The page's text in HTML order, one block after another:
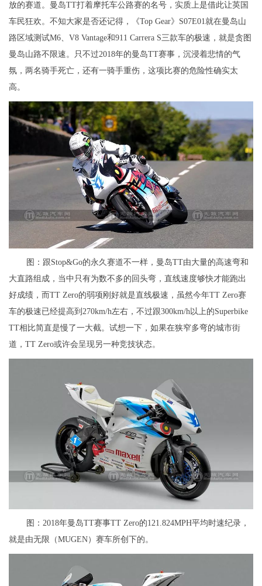
放的赛道。曼岛TT打着摩托车公路赛的名号，实质上是借此让英国
车民狂欢。不知大家是否还记得，《Top Gear》S07E01就在曼岛山
路区域测试M6、V8 Vantage和911 Carrera S三款车的极速，就是贪图
曼岛山路不限速。只不过2018年的曼岛TT赛事，沉浸着悲情的气
氛，两名骑手死亡，还有一骑手重伤，这项比赛的危险性确实太
高。
图：跟Stop&Go的永久赛道不一样，曼岛TT由大量的高速弯和
大直路组成，当中只有为数不多的回头弯，直线速度够快才能跑出
好成绩，而TT Zero的弱项刚好就是直线极速，虽然今年TT Zero赛
车的极速已经提高到270km/h左右，不过跟300km/h以上的Superbike
TT相比简直是慢了一大截。试想一下，如果在狭窄多弯的城市街
道，TT Zero或许会呈现另一种竞技状态。
图：2018年曼岛TT赛事TT Zero的121.824MPH平均时速纪录，
就是由无限（MUGEN）赛车所创下的。